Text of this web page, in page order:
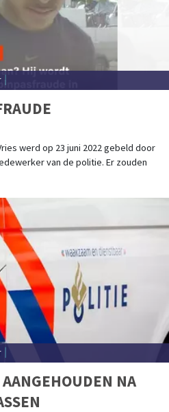
werd op 23 juni 2022 gebeld door
van de politie. Er zouden
NA